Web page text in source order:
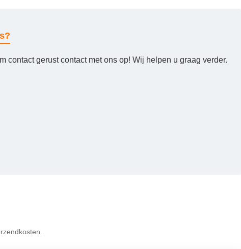
gerust contact met ons op! Wij helpen u graag verder.